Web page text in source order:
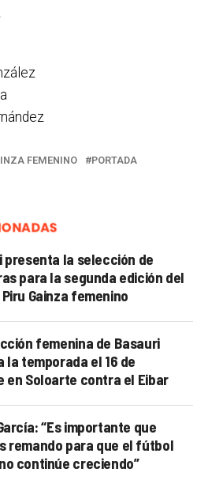
FEMENINO
PORTADA
presenta la selección de
para la segunda edición del
Gainza femenino
femenina de Basauri
la temporada el 16 de
en Soloarte contra el Eibar
“Es importante que
remando para que el fútbol
continúe creciendo”